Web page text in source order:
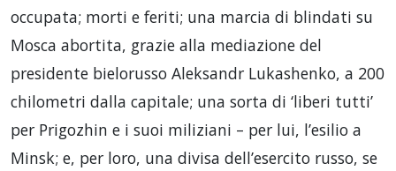
occupata; morti e feriti; una marcia di blindati su
Mosca abortita, grazie alla mediazione del
presidente bielorusso Aleksandr Lukashenko, a 200
chilometri dalla capitale; una sorta di ‘liberi tutti’
per Prigozhin e i suoi miliziani – per lui, l’esilio a
Minsk; e, per loro, una divisa dell’esercito russo, se